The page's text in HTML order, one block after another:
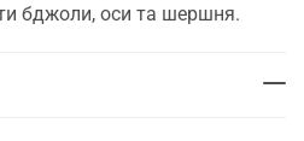
бджоли, оси та шершня.